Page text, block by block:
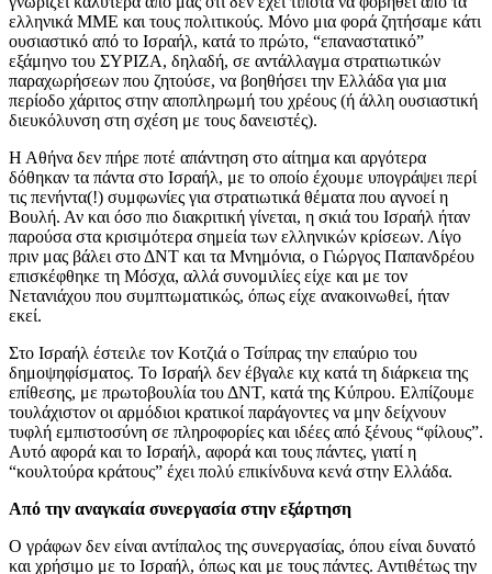
ελληνικά ΜΜΕ και τους πολιτικούς. Μόνο μια φορά ζητήσαμε κάτι
ουσιαστικό από το Ισραήλ, κατά το πρώτο, “επαναστατικό”
εξάμηνο του ΣΥΡΙΖΑ, δηλαδή, σε αντάλλαγμα στρατιωτικών
παραχωρήσεων που ζητούσε, να βοηθήσει την Ελλάδα για μια
περίοδο χάριτος στην αποπληρωμή του χρέους (ή άλλη ουσιαστική
διευκόλυνση στη σχέση με τους δανειστές).
Η Αθήνα δεν πήρε ποτέ απάντηση στο αίτημα και αργότερα
δόθηκαν τα πάντα στο Ισραήλ, με το οποίο έχουμε υπογράψει περί
τις πενήντα(!) συμφωνίες για στρατιωτικά θέματα που αγνοεί η
Βουλή. Αν και όσο πιο διακριτική γίνεται, η σκιά του Ισραήλ ήταν
παρούσα στα κρισιμότερα σημεία των ελληνικών κρίσεων. Λίγο
πριν μας βάλει στο ΔΝΤ και τα Μνημόνια, ο Γιώργος Παπανδρέου
επισκέφθηκε τη Μόσχα, αλλά συνομιλίες είχε και με τον
Νετανιάχου που συμπτωματικώς, όπως είχε ανακοινωθεί, ήταν
εκεί.
Στο Ισραήλ έστειλε τον Κοτζιά ο Τσίπρας την επαύριο του
δημοψηφίσματος. Το Ισραήλ δεν έβγαλε κιχ κατά τη διάρκεια της
επίθεσης, με πρωτοβουλία του ΔΝΤ, κατά της Κύπρου. Ελπίζουμε
τουλάχιστον οι αρμόδιοι κρατικοί παράγοντες να μην δείχνουν
τυφλή εμπιστοσύνη σε πληροφορίες και ιδέες από ξένους “φίλους”.
Αυτό αφορά και το Ισραήλ, αφορά και τους πάντες, γιατί η
“κουλτούρα κράτους” έχει πολύ επικίνδυνα κενά στην Ελλάδα.
Από την αναγκαία συνεργασία στην εξάρτηση
Ο γράφων δεν είναι αντίπαλος της συνεργασίας, όπου είναι δυνατό
και χρήσιμο με το Ισραήλ, όπως και με τους πάντες. Αντιθέτως την